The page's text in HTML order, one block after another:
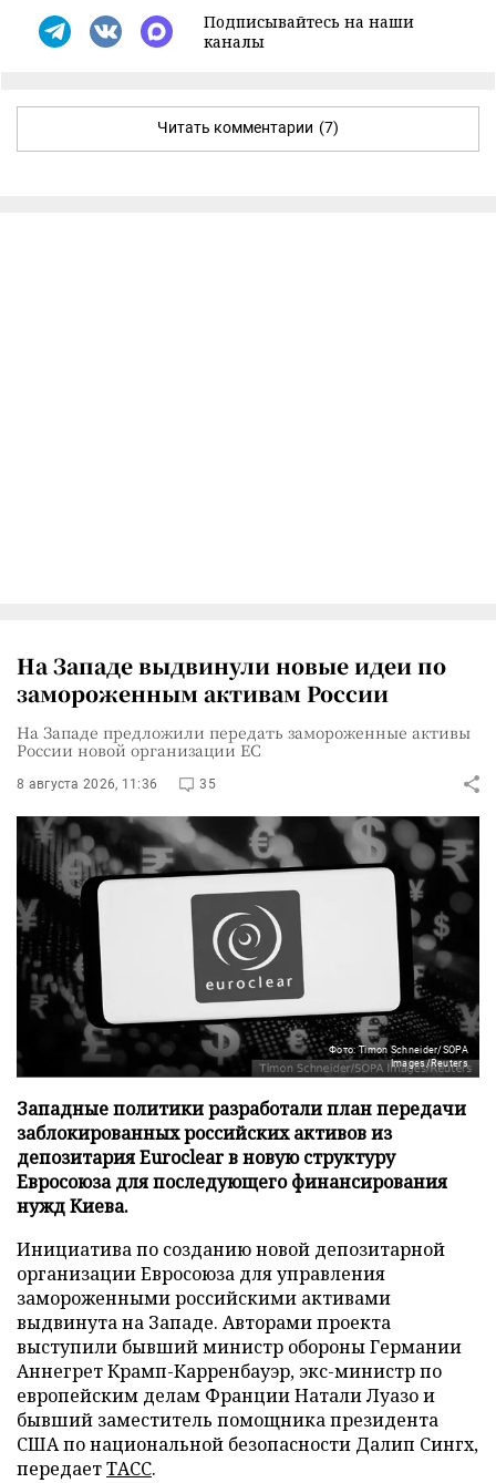
Подписывайтесь на наши
каналы
Читать комментарии (7)
На Западе выдвинули новые идеи по
замороженным активам России
На Западе предложили передать замороженные активы
России новой организации ЕС
8 августа 2026, 11:36 35
Фото: Timon Schneider/SOPA
Images/Reuters
Западные политики разработали план передачи
заблокированных российских активов из
депозитария Euroclear в новую структуру
Евросоюза для последующего финансирования
нужд Киева.
Инициатива по созданию новой депозитарной
организации Евросоюза для управления
замороженными российскими активами
выдвинута на Западе. Авторами проекта
выступили бывший министр обороны Германии
Аннегрет Крамп-Карренбауэр, экс-министр по
европейским делам Франции Натали Луазо и
бывший заместитель помощника президента
США по национальной безопасности Далип Сингх,
передаетТАСС.